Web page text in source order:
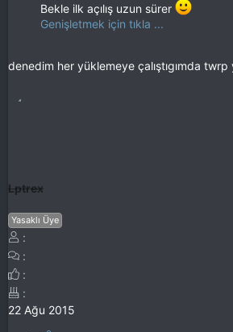
Bekle ilk açılış uzun sürer
Genişletmek için tıkla ...
denedim her yüklemeye çalıştıgımda twrp
Lptrex
Yasaklı Üye
22 Ağu 2015